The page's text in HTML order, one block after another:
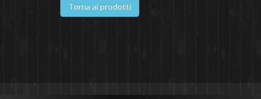
Torna ai prodotti